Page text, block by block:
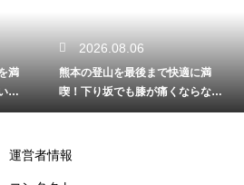
2026.08.06
熊本の登山を最後まで快適に満
喫！下り坂でも膝が痛くならない
歩き方を解説
運営者情報